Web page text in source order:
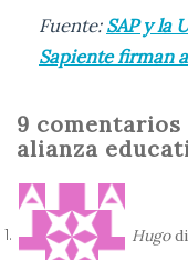
Fuente:SAP y la
Sapiente firman
9 comentarios
alianza
Hugo